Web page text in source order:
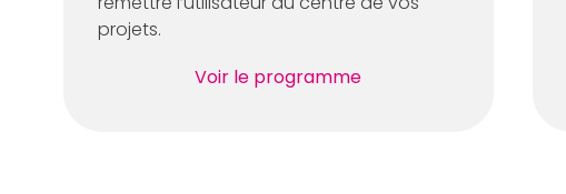
projets.
Voir le programme